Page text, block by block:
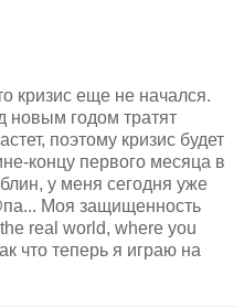
кризис еще не начался.
новым годом тратят
поэтому кризис будет
концу первого месяца в
у меня сегодня уже
Моя защищенность
real world, where you
что теперь я играю на